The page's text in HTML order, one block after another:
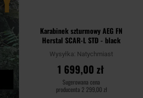
Karabinek szturmowy AEG FN
Herstal SCAR-L STD - black
Wysyłka: Natychmiast
1 699,00 zł
Sugerowana cena
producenta 2 299,00 zł